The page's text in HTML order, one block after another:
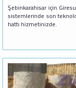
Şebinkarahisar için
sistemlerinde son
hattı hizmetinizde.